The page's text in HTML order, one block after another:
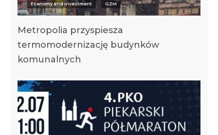
Economy and investment GZM
Metropolia przyspiesza
termomodernizację budynków
komunalnych